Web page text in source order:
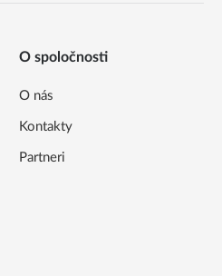
O spoločnosti
O nás
Kontakty
Partneri